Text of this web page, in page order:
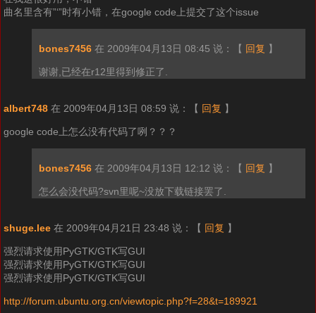
曲名里含有”‘”时有小错，在google code上提交了这个issue
bones7456 在 2009年04月13日 08:45 说： 【 回复 】
谢谢,已经在r12里得到修正了.
albert748 在 2009年04月13日 08:59 说： 【 回复 】
google code上怎么没有代码了咧？？？
bones7456 在 2009年04月13日 12:12 说： 【 回复 】
怎么会没代码?svn里呢~没放下载链接罢了.
shuge.lee 在 2009年04月21日 23:48 说： 【 回复 】
强烈请求使用PyGTK/GTK写GUI
强烈请求使用PyGTK/GTK写GUI
强烈请求使用PyGTK/GTK写GUI
http://forum.ubuntu.org.cn/viewtopic.php?f=28&t=189921